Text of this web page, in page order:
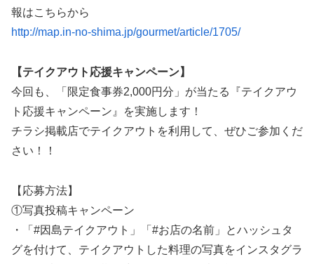
報はこちらから
http://map.in-no-shima.jp/gourmet/article/1705/
【テイクアウト応援キャンペーン】
今回も、「限定食事券2,000円分」が当たる『テイクアウ
ト応援キャンペーン』を実施します！
チラシ掲載店でテイクアウトを利用して、ぜひご参加くだ
さい！！
【応募方法】
①写真投稿キャンペーン
・「#因島テイクアウト」「#お店の名前」とハッシュタ
グを付けて、テイクアウトした料理の写真をインスタグラ